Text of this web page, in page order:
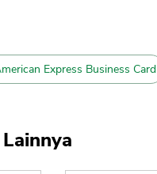
Express Business Card